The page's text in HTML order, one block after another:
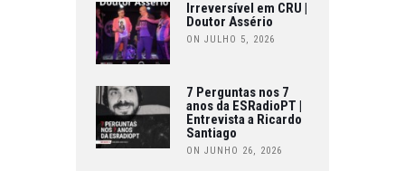
Irreversível em CRU |
Doutor Assério
ON JULHO 5, 2026
7 Perguntas nos 7
anos da ESRadioPT |
Entrevista a Ricardo
Santiago
ON JUNHO 26, 2026